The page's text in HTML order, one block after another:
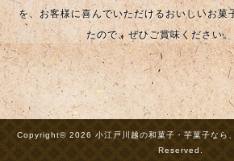
を、お客様に喜んでいただけるおいしいお菓
たので、ぜひご賞味ください。
Copyright© 2026 小江戸川越の和菓子・芋菓子なら
Reserved.